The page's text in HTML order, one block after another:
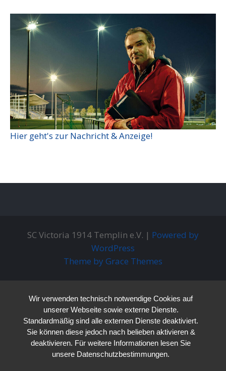
Hier geht's zur Nachricht & Anzeige!
SC Victoria 1914 Templin e.V. | Powered by
WordPress
Theme by Grace Themes
Wir verwenden technisch notwendige Cookies auf
unserer Webseite sowie externe Dienste.
Standardmäßig sind alle externen Dienste deaktiviert.
Sie können diese jedoch nach belieben aktivieren &
deaktivieren. Für weitere Informationen lesen Sie
unsere Datenschutzbestimmungen.